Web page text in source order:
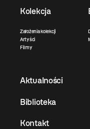
Kolekcja
Założenia kolekcji
Artyści
Filmy
Aktualności
Biblioteka
Kontakt